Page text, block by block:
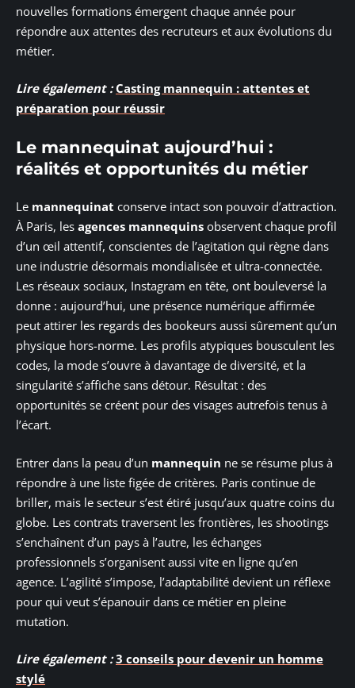
nouvelles formations émergent chaque année pour
répondre aux attentes des recruteurs et aux évolutions du
métier.
Lire également : Casting mannequin : attentes et
préparation pour réussir
Le mannequinat aujourd’hui :
réalités et opportunités du métier
Le mannequinat conserve intact son pouvoir d’attraction.
À Paris, les agences mannequins observent chaque profil
d’un œil attentif, conscientes de l’agitation qui règne dans
une industrie désormais mondialisée et ultra-connectée.
Les réseaux sociaux, Instagram en tête, ont bouleversé la
donne : aujourd’hui, une présence numérique affirmée
peut attirer les regards des bookeurs aussi sûrement qu’un
physique hors-norme. Les profils atypiques bousculent les
codes, la mode s’ouvre à davantage de diversité, et la
singularité s’affiche sans détour. Résultat : des
opportunités se créent pour des visages autrefois tenus à
l’écart.
Entrer dans la peau d’un mannequin ne se résume plus à
répondre à une liste figée de critères. Paris continue de
briller, mais le secteur s’est étiré jusqu’aux quatre coins du
globe. Les contrats traversent les frontières, les shootings
s’enchaînent d’un pays à l’autre, les échanges
professionnels s’organisent aussi vite en ligne qu’en
agence. L’agilité s’impose, l’adaptabilité devient un réflexe
pour qui veut s’épanouir dans ce métier en pleine
mutation.
Lire également : 3 conseils pour devenir un homme
stylé